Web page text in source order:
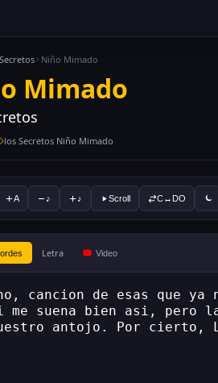
Niño Mimado
Mimado
los Secretos Niño Mimado
A ♪ ♪ Scroll C↔DO
Letra Video
cancion de esas que ya
me suena bien asi, pero
antojo. Por cierto,